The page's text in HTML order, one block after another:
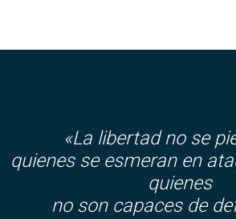
«La libertad no se
quienes se esmeran en
quienes
no son capaces de